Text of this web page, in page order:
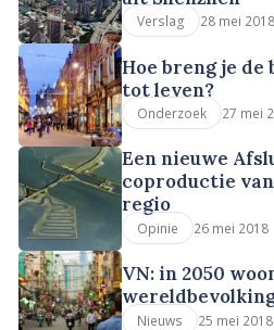
Verslag 28 mei 2018
Hoe breng je de
tot leven?
Onderzoek 27 mei
Een nieuwe
coproductie
regio
Opinie 26 mei 2018
VN: in 2050
Nieuws 25 mei 2018